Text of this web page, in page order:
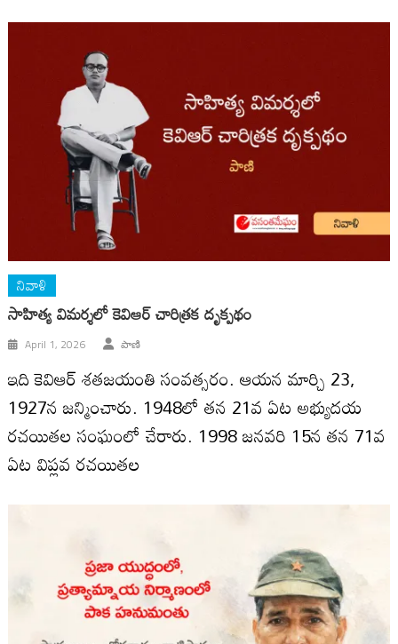
నివాళి
సాహిత్య విమర్శలో కెవిఆర్ చారిత్రక దృక్పథం
April 1, 2026 పాణి
ఇది కెవిఆర్ శతజయంతి సంవత్సరం. ఆయ‌న మార్చి 23,
1927న జన్మించారు. 1948లో తన 21వ ఏట అభ్యుదయ
రచయితల సంఘంలో చేరారు. 1998 జనవరి 15న తన 71వ
ఏట విప్లవ రచయితల